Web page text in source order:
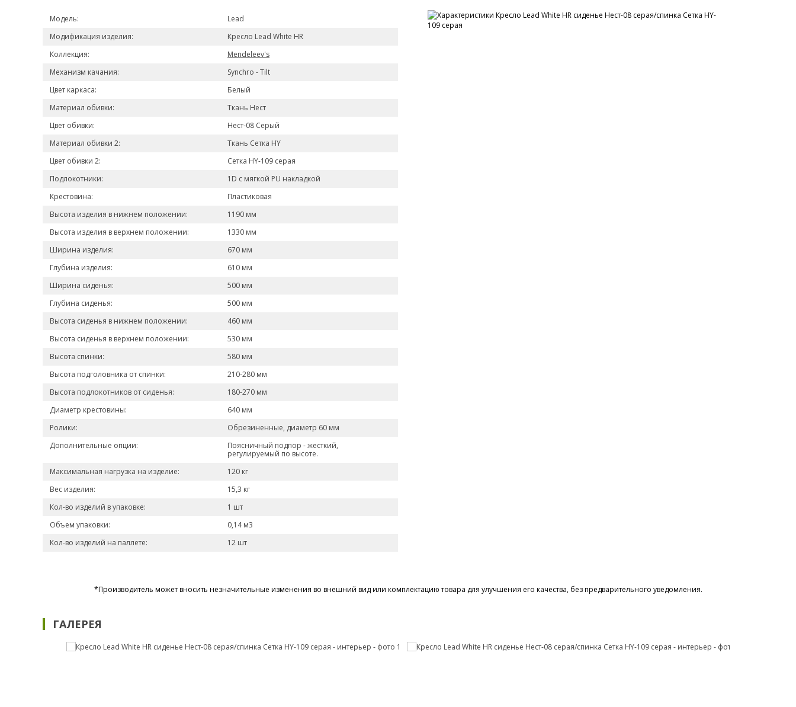
Модель:
Lead
Модификация изделия:
Кресло Lead White HR
Коллекция:
Mendeleev's
Механизм качания:
Synchro - Tilt
Цвет каркаса:
Белый
Материал обивки:
Ткань Нест
Цвет обивки:
Нест-08 Серый
Материал обивки 2:
Ткань Сетка HY
Цвет обивки 2:
Сетка HY-109 серая
Подлокотники:
1D с мягкой PU накладкой
Крестовина:
Пластиковая
Высота изделия в нижнем положении:
1190 мм
Высота изделия в верхнем положении:
1330 мм
Ширина изделия:
670 мм
Глубина изделия:
610 мм
Ширина сиденья:
500 мм
Глубина сиденья:
500 мм
Высота сиденья в нижнем положении:
460 мм
Высота сиденья в верхнем положении:
530 мм
Высота спинки:
580 мм
Высота подголовника от спинки:
210-280 мм
Высота подлокотников от сиденья:
180-270 мм
Диаметр крестовины:
640 мм
Ролики:
Обрезиненные, диаметр 60 мм
Дополнительные опции:
Поясничный подпор - жесткий,
регулируемый по высоте.
Максимальная нагрузка на изделие:
120 кг
Вес изделия:
15,3 кг
Кол-во изделий в упаковке:
1 шт
Объем упаковки:
0,14 м3
Кол-во изделий на паллете:
12 шт
*Производитель может вносить незначительные изменения во внешний вид или комплектацию товара для улучшения его качества, без предварительного уведомления.
ГАЛЕРЕЯ